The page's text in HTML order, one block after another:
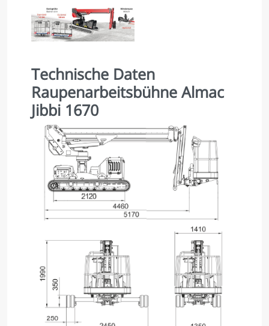
Technische Daten
Raupenarbeitsbühne Almac
Jibbi 1670